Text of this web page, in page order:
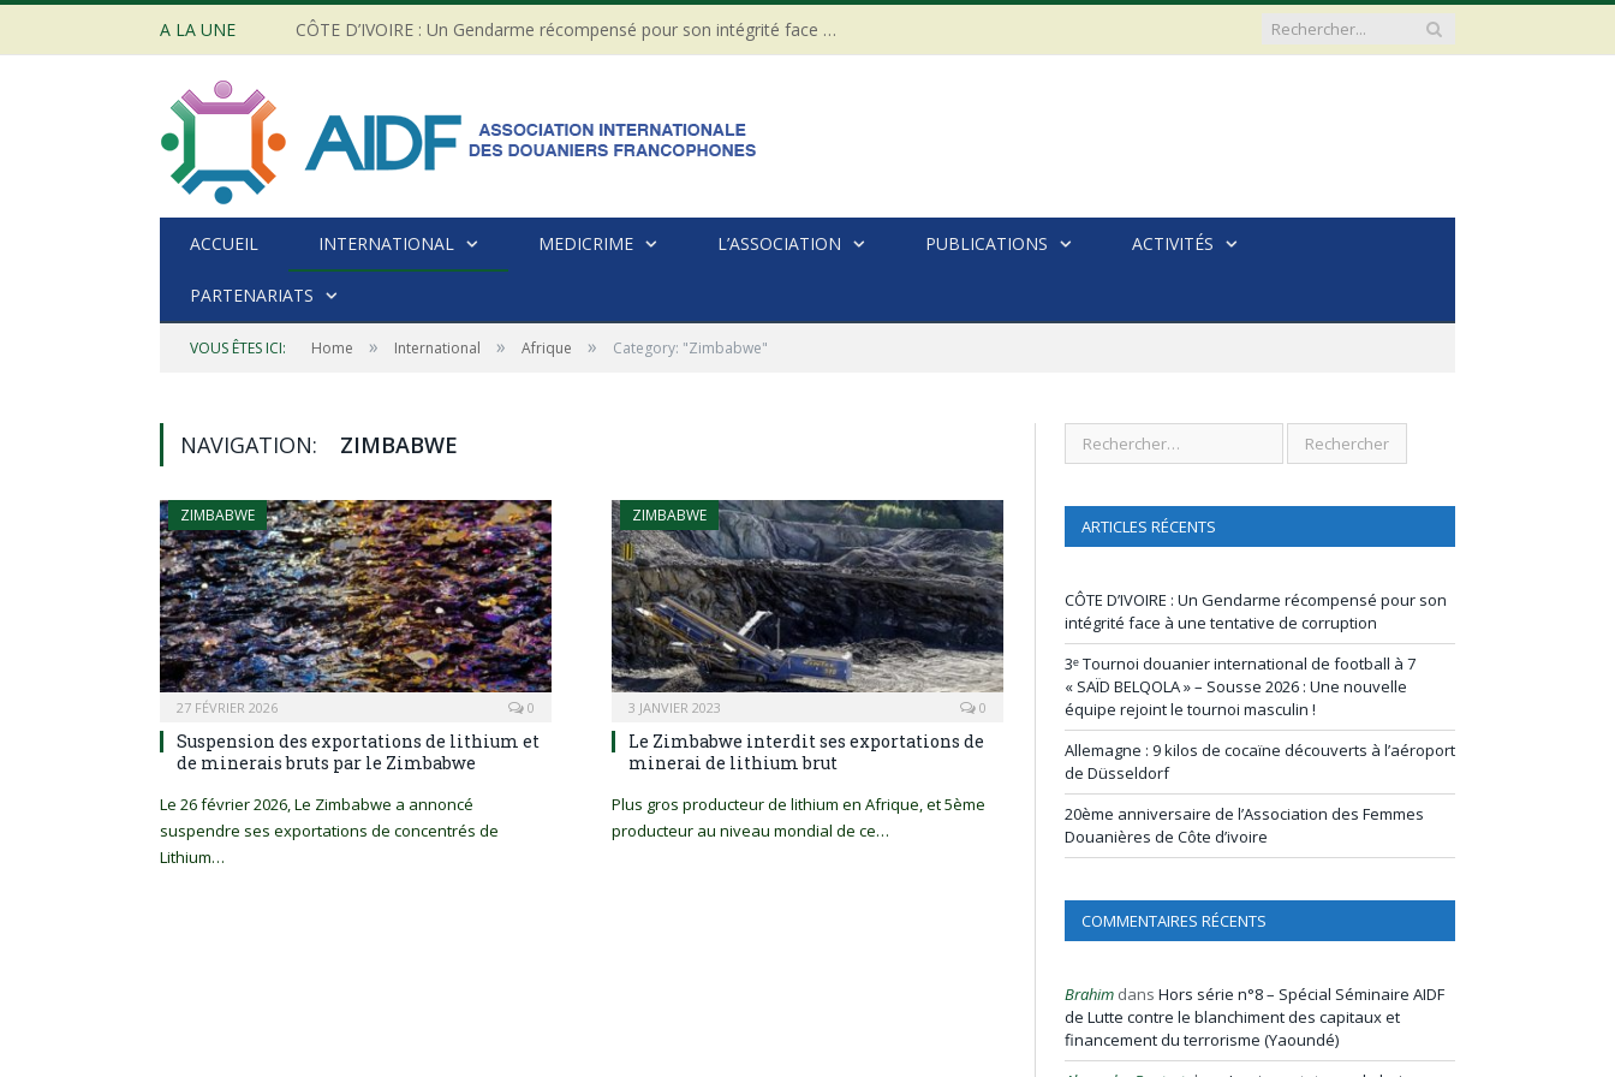
A LA UNE CÔTE D’IVOIRE : Un Gendarme récompensé pour son intégrité face à une tentative de corruption
ACCUEIL INTERNATIONAL MEDICRIME L’ASSOCIATION PUBLICATIONS ACTIVITÉS
PARTENARIATS
VOUS ÊTES ICI: Home » International » Afrique » Category: "Zimbabwe"
NAVIGATION: ZIMBABWE
ZIMBABWE
27 FÉVRIER 2026 0
Suspension des exportations de lithium et
de minerais bruts par le Zimbabwe
Le 26 février 2026, Le Zimbabwe a annoncé
suspendre ses exportations de concentrés de
Lithium…
ZIMBABWE
3 JANVIER 2023 0
Le Zimbabwe interdit ses exportations de
minerai de lithium brut
Plus gros producteur de lithium en Afrique, et 5ème
producteur au niveau mondial de ce…
ARTICLES RÉCENTS
CÔTE D’IVOIRE : Un Gendarme récompensé pour son
intégrité face à une tentative de corruption
3ᵉ Tournoi douanier international de football à 7
« SAÏD BELQOLA » – Sousse 2026 : Une nouvelle
équipe rejoint le tournoi masculin !
Allemagne : 9 kilos de cocaïne découverts à l’aéroport
de Düsseldorf
20ème anniversaire de l’Association des Femmes
Douanières de Côte d’ivoire
COMMENTAIRES RÉCENTS
Brahim dans Hors série n°8 – Spécial Séminaire AIDF
de Lutte contre le blanchiment des capitaux et
financement du terrorisme (Yaoundé)